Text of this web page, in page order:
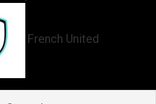
French United